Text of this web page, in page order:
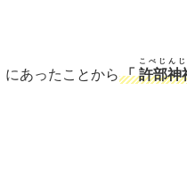
にあったことから 「 許部神
こべじん